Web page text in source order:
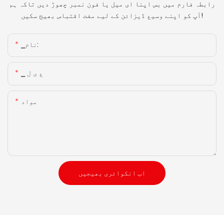
رابطہ فارم میں بس اپنا ای میل یا فون نمبر چھوڑ دیں تاکہ ہم
آپ کو اپنے وسیع ڈیزائن کے لیے مفت اقتباس بھیج سکیں!
▁نام:
▁ ع ی ل
مواد
اب انکوائری بھیجیں